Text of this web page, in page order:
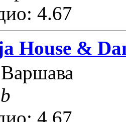
4.67
House &
4.67